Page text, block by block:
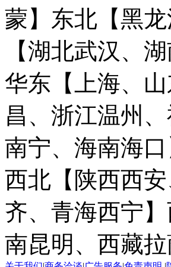
蒙】 东北【黑
【湖北武汉、
华东【上海、
昌、浙江温州
南宁、海南海口
西北【陕西西
齐、青海西宁】
南昆明、西藏拉